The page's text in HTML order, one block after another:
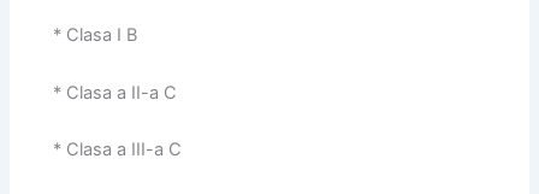
* Clasa I B
* Clasa a II-a C
* Clasa a III-a C